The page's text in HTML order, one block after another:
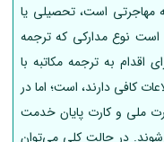
مهاجرتی است، تحصیلی یا
است نوع مدارکی که ترجمه
اقدام به ترجمه مکاتبه با
کافی دارند، است؛ اما در
ملی و کارت پایان خدمت
در حالت کلی می‌توان